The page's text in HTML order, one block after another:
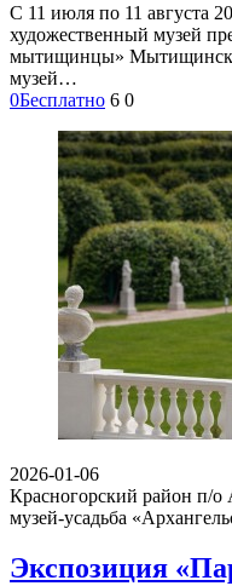
С 11 июля по 11 августа
художественный музей
мытищинцы»
музей…
0Бесплатно 6 0
2026-01-06
Красногорский район п/о
музей-усадьба
Экспозиция